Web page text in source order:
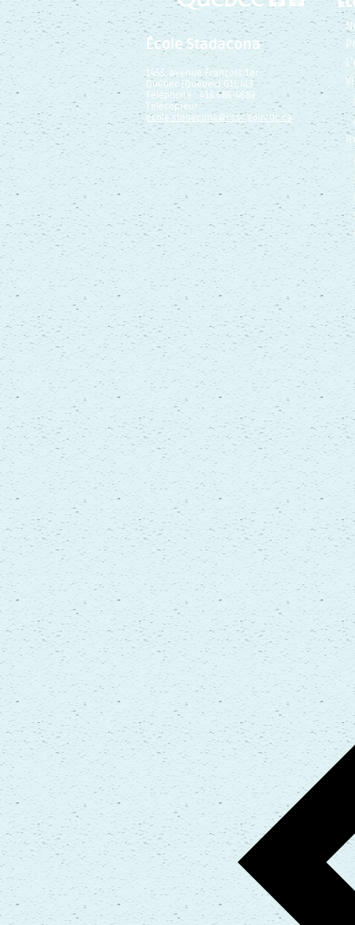
École Stadacona
1455, avenue François 1er
Québec (Québec) G1L 4L3
Téléphone : 418 686-4683
Télécopieur :
ecole.stadacona@cssc.gouv.qc.ca
Rechercher Catégories...